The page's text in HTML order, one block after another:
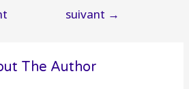
suivant →
The Author